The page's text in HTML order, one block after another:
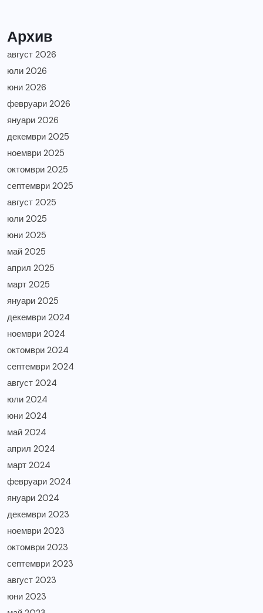
Архив
август 2026
юли 2026
юни 2026
февруари 2026
януари 2026
декември 2025
ноември 2025
октомври 2025
септември 2025
август 2025
юли 2025
юни 2025
май 2025
април 2025
март 2025
януари 2025
декември 2024
ноември 2024
октомври 2024
септември 2024
август 2024
юли 2024
юни 2024
май 2024
април 2024
март 2024
февруари 2024
януари 2024
декември 2023
ноември 2023
октомври 2023
септември 2023
август 2023
юни 2023